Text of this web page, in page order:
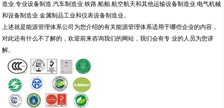
造业.专业设备制造.汽车制造业.铁路.船舶.航空航天和其他运输设备制造业.电气机械
和设备制造业.金属制品工业和仪表设备制造业。
上述就是能源管理体系公司为您介绍的有关能源管理体系适用于哪些企业的内容，
对此还有什么不了解的，欢迎前来咨询我们的网站，我们会有专 业的人员为您讲
解。